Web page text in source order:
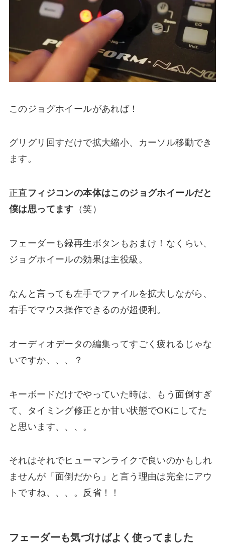
このジョグホイールがあれば！
グリグリ回すだけで拡大縮小、カーソル移動でき
ます。
正直 フィジコンの本体はこのジョグホイールだと
僕は思ってます （笑）
フェーダーも録再生ボタンもおまけ！なくらい、
ジョグホイールの効果は主役級。
なんと言っても左手でファイルを拡大しながら、
右手でマウス操作できるのが超便利。
オーディオデータの編集ってすごく疲れるじゃな
いですか、、、？
キーボードだけでやっていた時は、もう面倒すぎ
て、タイミング修正とか甘い状態でOKにしてた
と思います、、、。
それはそれでヒューマンライクで良いのかもしれ
ませんが「面倒だから」と言う理由は完全にアウ
トですね、、、。反省！！
フェーダーも気づけばよく使ってました